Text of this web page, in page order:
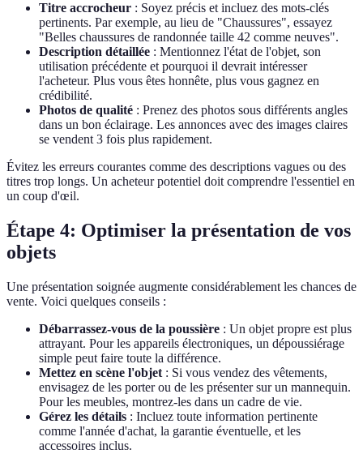
Titre accrocheur : Soyez précis et incluez des mots-clés
pertinents. Par exemple, au lieu de "Chaussures", essayez
"Belles chaussures de randonnée taille 42 comme neuves".
Description détaillée : Mentionnez l'état de l'objet, son
utilisation précédente et pourquoi il devrait intéresser
l'acheteur. Plus vous êtes honnête, plus vous gagnez en
crédibilité.
Photos de qualité : Prenez des photos sous différents angles
dans un bon éclairage. Les annonces avec des images claires
se vendent 3 fois plus rapidement.
Évitez les erreurs courantes comme des descriptions vagues ou des
titres trop longs. Un acheteur potentiel doit comprendre l'essentiel en
un coup d'œil.
Étape 4: Optimiser la présentation de vos
objets
Une présentation soignée augmente considérablement les chances de
vente. Voici quelques conseils :
Débarrassez-vous de la poussière : Un objet propre est plus
attrayant. Pour les appareils électroniques, un dépoussiérage
simple peut faire toute la différence.
Mettez en scène l'objet : Si vous vendez des vêtements,
envisagez de les porter ou de les présenter sur un mannequin.
Pour les meubles, montrez-les dans un cadre de vie.
Gérez les détails : Incluez toute information pertinente
comme l'année d'achat, la garantie éventuelle, et les
accessoires inclus.